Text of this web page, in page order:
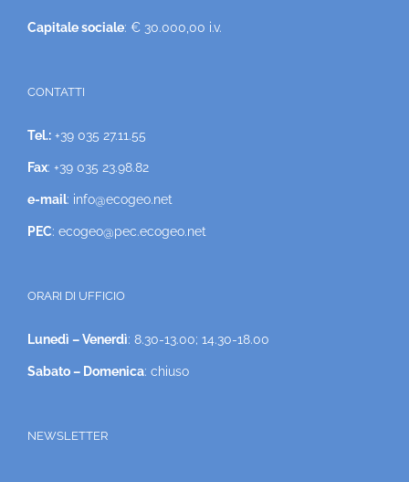
Capitale sociale: € 30.000,00 i.v.
CONTATTI
Tel.: +39 035 27.11.55
Fax: +39 035 23.98.82
e-mail: info@ecogeo.net
PEC: ecogeo@pec.ecogeo.net
ORARI DI UFFICIO
Lunedì – Venerdì: 8.30-13.00; 14.30-18.00
Sabato – Domenica: chiuso
NEWSLETTER